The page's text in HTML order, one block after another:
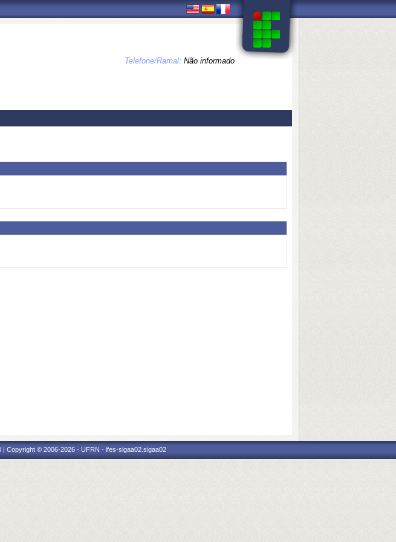
Telefone/Ramal: Não informado
Copyright © 2006-2026 - UFRN - ifes-sigaa02.sigaa02